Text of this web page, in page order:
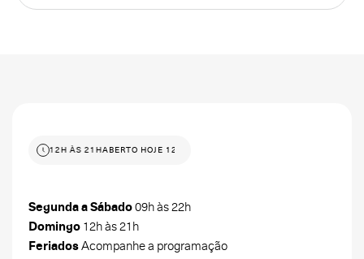
HOJE 12H ÀS 21HABERTO HOJE 12H ÀS 21H
Segunda a Sábado09h às 22h
Domingo 12h às 21h
FeriadosAcompanhe a programação